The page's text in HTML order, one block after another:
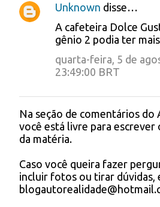
C
t
á
r
i
o
Unknown disse…
A cafeteira Dolce
gênio 2 podia ter
quarta-feira, 5 de
23:49:00 BRT
P
o
s
a
r
u
Na seção de comentários do
você está livre para escrever
da matéria.
Caso você queira fazer
incluir fotos ou tirar dúvidas,